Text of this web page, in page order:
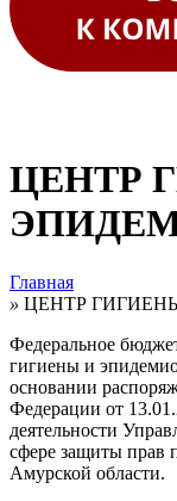
ЦЕНТР
Главная
» ЦЕНТР
Федеральное
гигиены и
основании
Федерации от
деятельности
сфере защиты прав
Амурской области.